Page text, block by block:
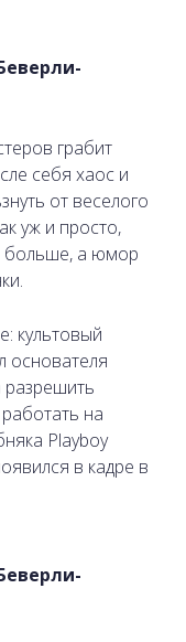
грабит
себя хаос и
от веселого
уж и просто,
больше, а юмор
культовый
основателя
на
Playboy
в кадре в